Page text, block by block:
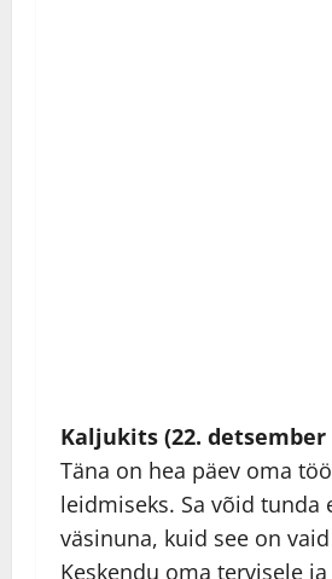
Kaljukits (22. detsember
Täna on hea päev oma
leidmiseks. Sa võid tunda
väsinuna, kuid see on
Keskendu oma tervisele